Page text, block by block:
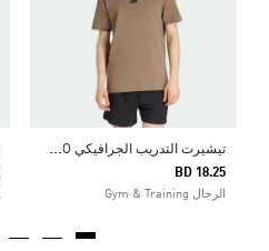
ت
يشيرت التدريب الجرافيكي CLIMACOOL CAMO
BD 18.25
الرجال Gym & Training